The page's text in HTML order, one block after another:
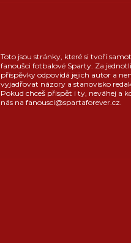
Toto jsou stránky, které si tvoří
fanoušci fotbalové Sparty. Za
příspěvky odpovídá jejich autor a
vyjadřovat názory a stanovisko
Pokud chceš přispět i ty, neváhej a
nás na fanousci@spartaforever.cz.